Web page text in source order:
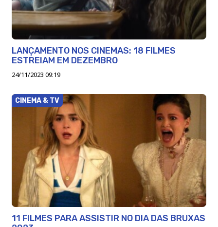
LANÇAMENTO NOS CINEMAS: 18 FILMES
ESTREIAM EM DEZEMBRO
24/11/2023 09:19
CINEMA & TV
11 FILMES PARA ASSISTIR NO DIA DAS BRUXAS